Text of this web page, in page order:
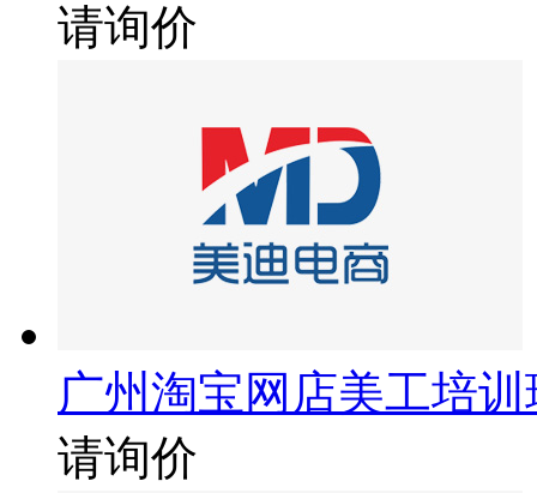
请询价
广州淘宝网店美工培训
请询价